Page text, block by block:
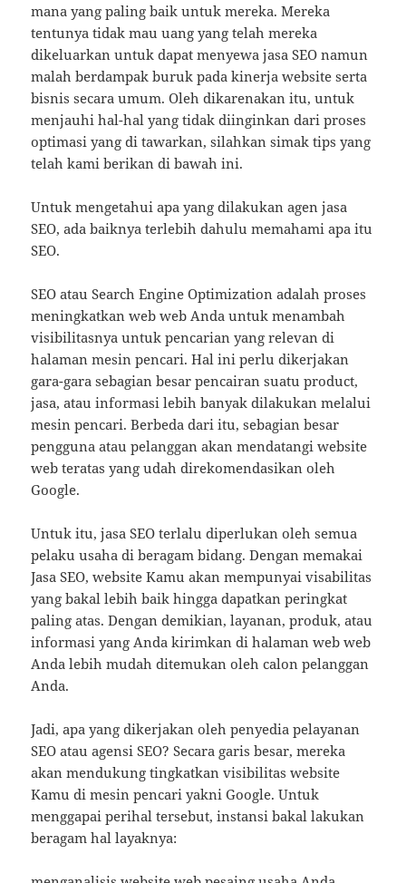
mana yang paling baik untuk mereka. Mereka
tentunya tidak mau uang yang telah mereka
dikeluarkan untuk dapat menyewa jasa SEO namun
malah berdampak buruk pada kinerja website serta
bisnis secara umum. Oleh dikarenakan itu, untuk
menjauhi hal-hal yang tidak diinginkan dari proses
optimasi yang di tawarkan, silahkan simak tips yang
telah kami berikan di bawah ini.
Untuk mengetahui apa yang dilakukan agen jasa
SEO, ada baiknya terlebih dahulu memahami apa itu
SEO.
SEO atau Search Engine Optimization adalah proses
meningkatkan web web Anda untuk menambah
visibilitasnya untuk pencarian yang relevan di
halaman mesin pencari. Hal ini perlu dikerjakan
gara-gara sebagian besar pencairan suatu product,
jasa, atau informasi lebih banyak dilakukan melalui
mesin pencari. Berbeda dari itu, sebagian besar
pengguna atau pelanggan akan mendatangi website
web teratas yang udah direkomendasikan oleh
Google.
Untuk itu, jasa SEO terlalu diperlukan oleh semua
pelaku usaha di beragam bidang. Dengan memakai
Jasa SEO, website Kamu akan mempunyai visabilitas
yang bakal lebih baik hingga dapatkan peringkat
paling atas. Dengan demikian, layanan, produk, atau
informasi yang Anda kirimkan di halaman web web
Anda lebih mudah ditemukan oleh calon pelanggan
Anda.
Jadi, apa yang dikerjakan oleh penyedia pelayanan
SEO atau agensi SEO? Secara garis besar, mereka
akan mendukung tingkatkan visibilitas website
Kamu di mesin pencari yakni Google. Untuk
menggapai perihal tersebut, instansi bakal lakukan
beragam hal layaknya: